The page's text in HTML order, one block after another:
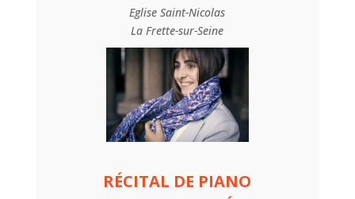
Eglise Saint-Nicolas
La Frette-sur-Seine
RÉCITAL DE PIANO